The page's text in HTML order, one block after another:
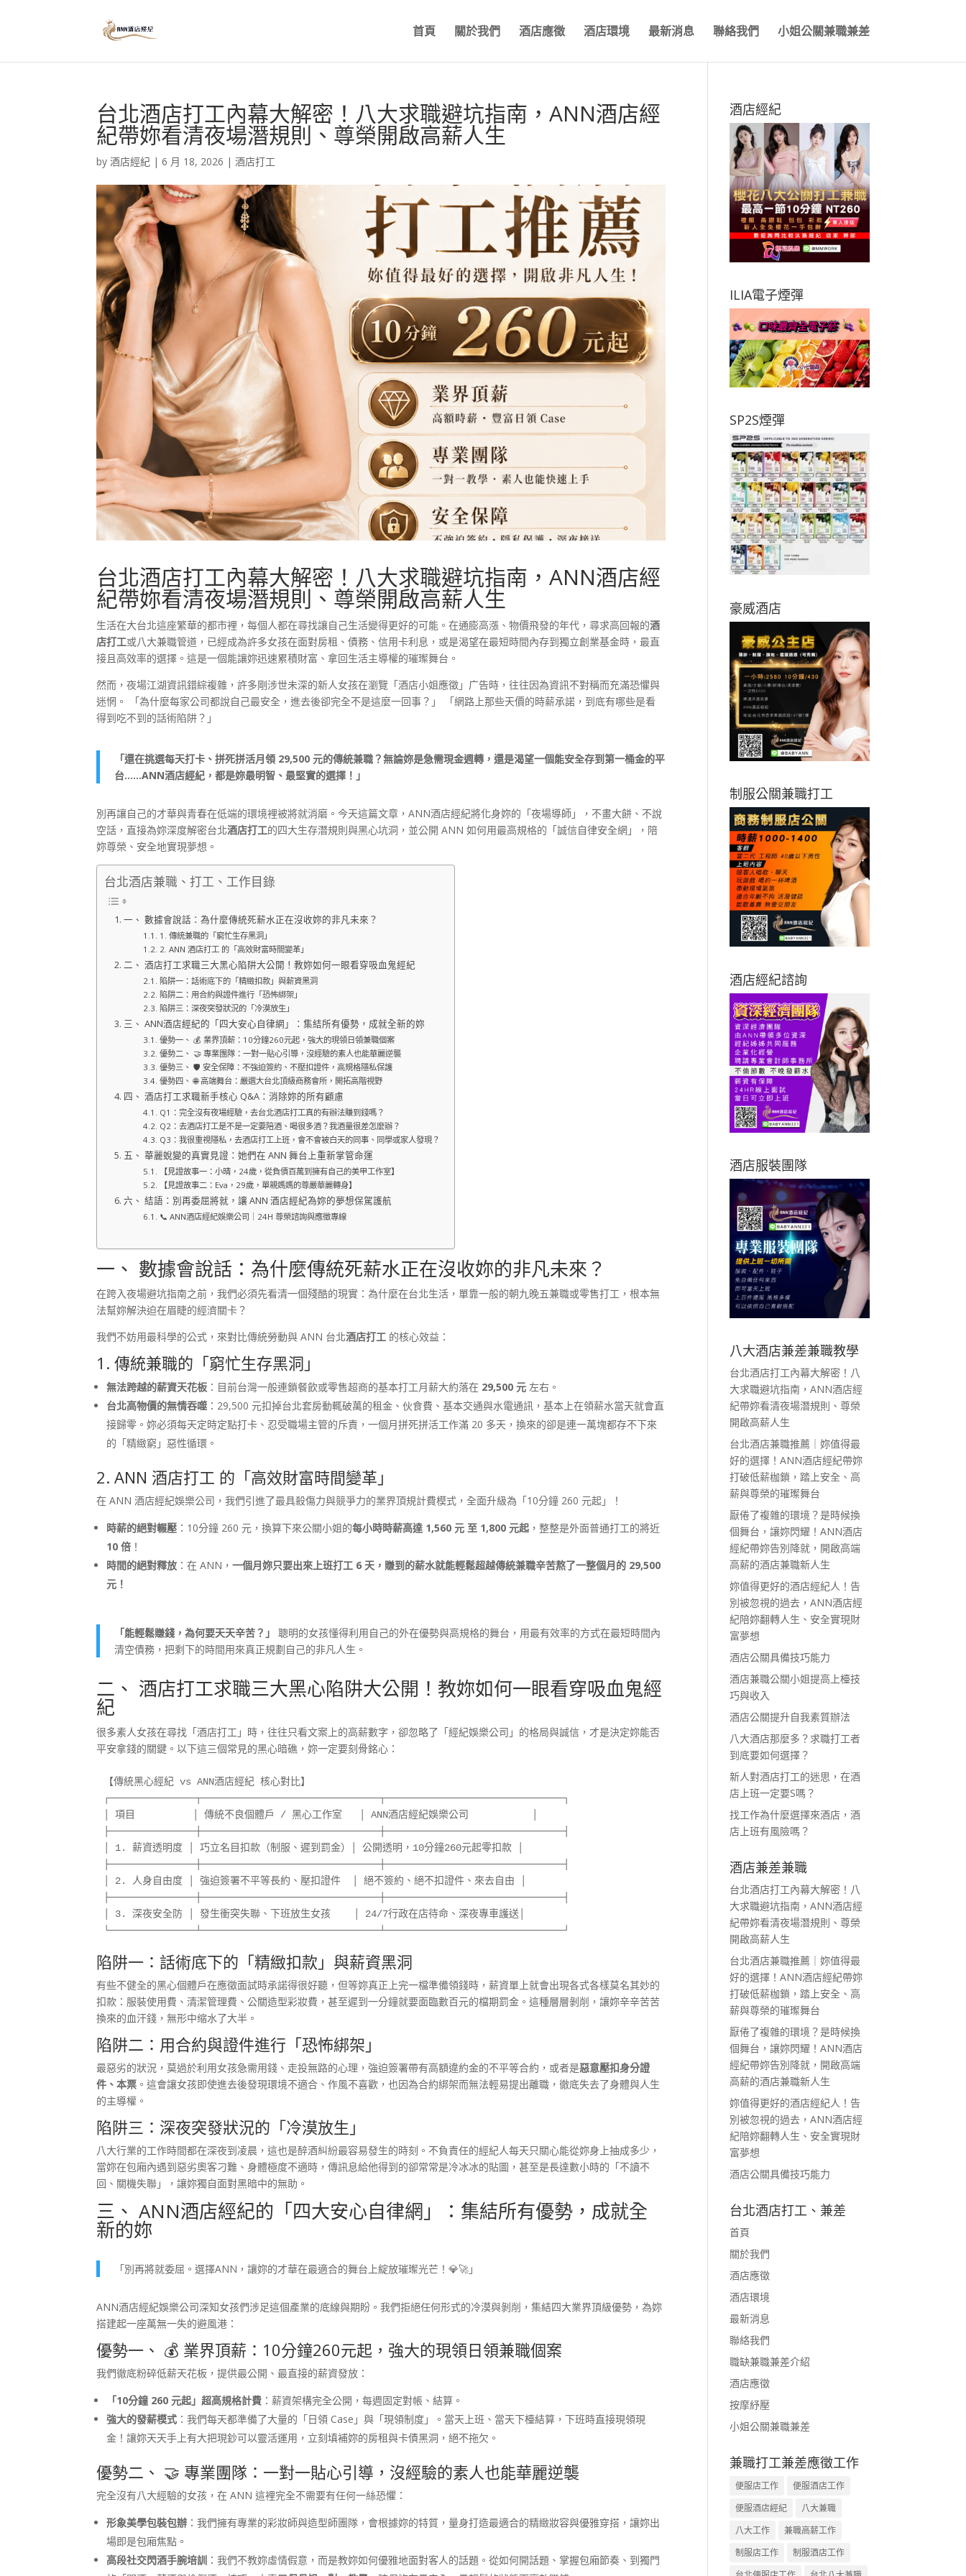
首頁 關於我們 酒店應徵 酒店環境 最新消息 聯絡我們 小姐公關兼職兼差
台北酒店打工內幕大解密！八大求職避坑指南，ANN酒店經
紀帶妳看清夜場潛規則、尊榮開啟高薪人生
by酒店經紀 |6 月 18, 2026 |酒店打工
台北酒店打工內幕大解密！八大求職避坑指南，ANN酒店經
紀帶妳看清夜場潛規則、尊榮開啟高薪人生
生活在大台北這座繁華的都市裡，每個人都在尋找讓自己生活變得更好的可能。在通膨高漲、物價飛發的年代，尋求高回報的酒
店打工或八大兼職管道，已經成為許多女孩在面對房租、債務、信用卡利息，或是渴望在最短時間內存到獨立創業基金時，最直
接且高效率的選擇。這是一個能讓妳迅速累積財富、拿回生活主導權的璀璨舞台。
然而，夜場江湖資訊錯綜複雜，許多剛涉世未深的新人女孩在瀏覽「酒店小姐應徵」广告時，往往因為資訊不對稱而充滿恐懼與
迷惘。 「為什麼每家公司都說自己最安全，進去後卻完全不是這麼一回事？」 「網路上那些天價的時薪承諾，到底有哪些是看
得到吃不到的話術陷阱？」
「還在挑選每天打卡、拼死拼活月領 29,500 元的傳統兼職？無論妳是急需現金週轉，還是渴望一個能安全存到第一桶金的平
台……ANN酒店經紀，都是妳最明智、最堅實的選擇！」
別再讓自己的才華與青春在低端的環境裡被將就消磨。今天這篇文章，ANN酒店經紀將化身妳的「夜場導師」，不畫大餅、不說
空話，直接為妳深度解密台北酒店打工的四大生存潛規則與黑心坑洞，並公開 ANN 如何用最高規格的「誠信自律安全網」，陪
妳尊榮、安全地實現夢想。
台北酒店兼職、打工、工作目錄
一、 數據會說話：為什麼傳統死薪水正在沒收妳的非凡未來？
1. 傳統兼職的「窮忙生存黑洞」
2. ANN 酒店打工 的「高效財富時間變革」
二、 酒店打工求職三大黑心陷阱大公開！教妳如何一眼看穿吸血鬼經紀
陷阱一：話術底下的「精緻扣款」與薪資黑洞
陷阱二：用合約與證件進行「恐怖綁架」
陷阱三：深夜突發狀況的「冷漠放生」
三、 ANN酒店經紀的「四大安心自律網」：集結所有優勢，成就全新的妳
優勢一、 💰 業界頂薪：10分鐘260元起，強大的現領日領兼職個案
優勢二、 🤝 專業團隊：一對一貼心引導，沒經驗的素人也能華麗逆襲
優勢三、 🛡️ 安全保障：不強迫簽約、不壓扣證件，高規格隱私保護
優勢四、 🌐 高端舞台：嚴選大台北頂級商務會所，開拓高階視野
四、 酒店打工求職新手核心 Q&A：消除妳的所有顧慮
Q1：完全沒有夜場經驗，去台北酒店打工真的有辦法賺到錢嗎？
Q2：去酒店打工是不是一定要陪酒、喝很多酒？我酒量很差怎麼辦？
Q3：我很重視隱私，去酒店打工上班，會不會被白天的同事、同學或家人發現？
五、 華麗蛻變的真實見證：她們在 ANN 舞台上重新掌管命運
【見證故事一：小晴，24歲，從負債百萬到擁有自己的美甲工作室】
【見證故事二：Eva，29歲，單親媽媽的尊嚴華麗轉身】
六、 結語：別再委屈將就，讓 ANN 酒店經紀為妳的夢想保駕護航
📞 ANN酒店經紀娛樂公司｜24H 尊榮諮詢與應徵專線
一、 數據會說話：為什麼傳統死薪水正在沒收妳的非凡未來？
在跨入夜場避坑指南之前，我們必須先看清一個殘酷的現實：為什麼在台北生活，單靠一般的朝九晚五兼職或零售打工，根本無
法幫妳解決迫在眉睫的經濟關卡？
我們不妨用最科學的公式，來對比傳統勞動與 ANN 台北酒店打工 的核心效益：
1. 傳統兼職的「窮忙生存黑洞」
無法跨越的薪資天花板 ：目前台灣一般連鎖餐飲或零售超商的基本打工月薪大約落在 29,500 元 左右。
台北高物價的無情吞噬 ：29,500 元扣掉台北套房動輒破萬的租金、伙食費、基本交通與水電通訊，基本上在領薪水當天就會直
接歸零。妳必須每天定時定點打卡、忍受職場主管的斥責，一個月拼死拼活工作滿 20 多天，換來的卻是連一萬塊都存不下來
的「精緻窮」惡性循環。
2. ANN 酒店打工 的「高效財富時間變革」
在 ANN 酒店經紀娛樂公司，我們引進了最具殺傷力與競爭力的業界頂規計費模式，全面升級為「10分鐘 260 元起」！
時薪的絕對輾壓 ：10分鐘 260 元，換算下來公關小姐的每小時時薪高達 1,560 元 至 1,800 元起 ，整整是外面普通打工的將近
10 倍 ！
時間的絕對釋放 ：在 ANN，一個月妳只要出來上班打工 6 天，賺到的薪水就能輕鬆超越傳統兼職辛苦熬了一整個月的 29,500
元！
「能輕鬆賺錢，為何要天天辛苦？」
聰明的女孩懂得利用自己的外在優勢與高規格的舞台，用最有效率的方式在最短時間內
清空債務，把剩下的時間用來真正規劃自己的非凡人生。
二、 酒店打工求職三大黑心陷阱大公開！教妳如何一眼看穿吸血鬼經
紀
很多素人女孩在尋找「酒店打工」時，往往只看文案上的高薪數字，卻忽略了「經紀娛樂公司」的格局與誠信，才是決定妳能否
平安拿錢的關鍵。以下這三個常見的黑心暗礁，妳一定要刻骨銘心：
【傳統黑心經紀 vs ANN酒店經紀 核心對比】
┌───────────────┬───────────────────────────────┬───────────────────────────────┐
│ 項目          │ 傳統不良個體戶 / 黑心工作室   │ ANN酒店經紀娛樂公司           │
├───────────────┼───────────────────────────────┼───────────────────────────────┤
│ 1. 薪資透明度 │ 巧立名目扣款（制服、遲到罰金）│ 公開透明，10分鐘260元起零扣款 │
├───────────────┼───────────────────────────────┼───────────────────────────────┤
│ 2. 人身自由度 │ 強迫簽署不平等長約、壓扣證件  │ 絕不簽約、絕不扣證件、來去自由 │
├───────────────┼───────────────────────────────┼───────────────────────────────┤
│ 3. 深夜安全防 │ 發生衝突失聯、下班放生女孩    │ 24/7行政在店待命、深夜專車護送│
陷阱一：話術底下的「精緻扣款」與薪資黑洞
有些不健全的黑心個體戶在應徵面試時承諾得很好聽，但等妳真正上完一檔準備領錢時，薪資單上就會出現各式各樣莫名其妙的
扣款：服裝使用費、清潔管理費、公關造型彩妝費，甚至遲到一分鐘就要面臨數百元的檔期罰金。這種層層剝削，讓妳辛辛苦苦
換來的血汗錢，無形中缩水了大半。
陷阱二：用合約與證件進行「恐怖綁架」
最惡劣的狀況，莫過於利用女孩急需用錢、走投無路的心理，強迫簽署帶有高額違約金的不平等合約，或者是惡意壓扣身分證
件、本票 。這會讓女孩即使進去後發現環境不適合、作風不喜歡，也因為合約綁架而無法輕易提出離職，徹底失去了身體與人生
的主導權。
陷阱三：深夜突發狀況的「冷漠放生」
八大行業的工作時間都在深夜到凌晨，這也是醉酒糾紛最容易發生的時刻。不負責任的經紀人每天只關心能從妳身上抽成多少，
當妳在包廂內遇到惡劣奧客刁難、身體極度不適時，傳訊息給他得到的卻常常是冷冰冰的貼圖，甚至是長達數小時的「不讀不
回、關機失聯」，讓妳獨自面對黑暗中的無助。
三、 ANN酒店經紀的「四大安心自律網」：集結所有優勢，成就全
新的妳
「別再將就委屈。選擇ANN，讓妳的才華在最適合的舞台上綻放璀璨光芒！💎🚀」
ANN酒店經紀娛樂公司深知女孩們涉足這個產業的底線與期盼。我們拒絕任何形式的冷漠與剝削，集結四大業界頂級優勢，為妳
搭建起一座萬無一失的避風港：
優勢一、 💰 業界頂薪：10分鐘260元起，強大的現領日領兼職個案
我們徹底粉碎低薪天花板，提供最公開、最直接的薪資發放：
「10分鐘 260 元起」超高規格計費 ：薪資架構完全公開，每週固定對帳、結算。
強大的發薪模式 ：我們每天都準備了大量的「日領 Case」與「現領制度」。當天上班、當天下檯結算，下班時直接現領現
金！讓妳天天手上有大把現鈔可以靈活運用，立刻填補妳的房租與卡債黑洞，絕不拖欠。
優勢二、 🤝 專業團隊：一對一貼心引導，沒經驗的素人也能華麗逆襲
完全沒有八大經驗的女孩，在 ANN 這裡完全不需要有任何一絲恐懼：
形象美學包裝包辦 ：我們擁有專業的彩妝師與造型師團隊，會根據妳的特質，量身打造最適合的精緻妝容與優雅穿搭，讓妳出
場即是包廂焦點。
高段社交閃酒手腕培訓 ：我們不教妳虛情假意，而是教妳如何優雅地面對客人的話題。從如何開話題、掌握包廂節奏、到獨門
酒店經紀
ILIA電子煙彈
SP2S煙彈
豪威酒店
制服公關兼職打工
酒店經紀諮詢
酒店服裝團隊
八大酒店兼差兼職教學
台北酒店打工內幕大解密！八
大求職避坑指南，ANN酒店經
紀帶妳看清夜場潛規則、尊榮
開啟高薪人生
台北酒店兼職推薦｜妳值得最
好的選擇！ANN酒店經紀帶妳
打破低薪枷鎖，踏上安全、高
薪與尊榮的璀璨舞台
厭倦了複雜的環境？是時候換
個舞台，讓妳閃耀！ANN酒店
經紀帶妳告別降就，開啟高端
高薪的酒店兼職新人生
妳值得更好的酒店經紀人！告
別被忽視的過去，ANN酒店經
紀陪妳翻轉人生、安全實現財
富夢想
酒店公關具備技巧能力
酒店兼職公關小姐提高上檯技
巧與收入
酒店公關提升自我素質辦法
八大酒店那麼多？求職打工者
到底要如何選擇？
新人對酒店打工的迷思，在酒
店上班一定要S嗎？
找工作為什麼選擇來酒店，酒
店上班有風險嗎？
酒店兼差兼職
台北酒店打工內幕大解密！八
大求職避坑指南，ANN酒店經
紀帶妳看清夜場潛規則、尊榮
開啟高薪人生
台北酒店兼職推薦｜妳值得最
好的選擇！ANN酒店經紀帶妳
打破低薪枷鎖，踏上安全、高
薪與尊榮的璀璨舞台
厭倦了複雜的環境？是時候換
個舞台，讓妳閃耀！ANN酒店
經紀帶妳告別降就，開啟高端
高薪的酒店兼職新人生
妳值得更好的酒店經紀人！告
別被忽視的過去，ANN酒店經
紀陪妳翻轉人生、安全實現財
富夢想
酒店公關具備技巧能力
台北酒店打工、兼差
首頁
關於我們
酒店應徵
酒店環境
最新消息
聯絡我們
職缺兼職兼差介紹
酒店應徵
按摩紓壓
小姐公關兼職兼差
兼職打工兼差應徵工作
便服店工作
便服酒店工作
便服酒店經紀
八大兼職
八大工作
兼職高薪工作
制服店工作
制服酒店工作